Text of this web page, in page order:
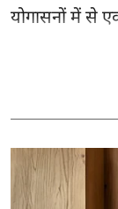
योगासनोंमें से एक